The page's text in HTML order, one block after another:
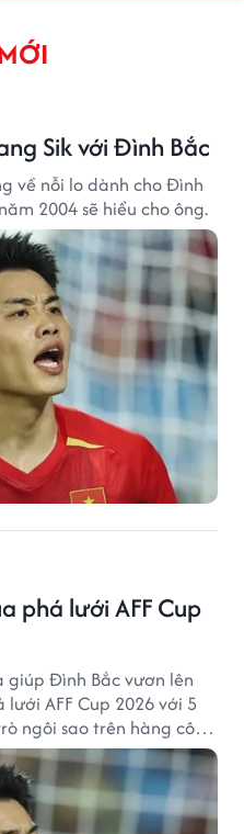
Sik với Đình Bắc
về nỗi lo dành cho Đình
2004 sẽ hiểu cho ông.
phá lưới AFF Cup
Đình Bắc vươn lên
AFF Cup 2026 với 5
ngôi sao trên hàng công